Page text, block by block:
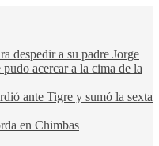
despedir a su padre Jorge
acercar a la cima de la
ante Tigre y sumó la sexta
en Chimbas